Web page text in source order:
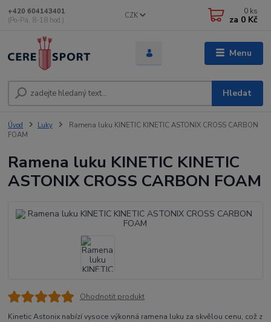
Menu
CZK
Hledat
+420 604143401
(Po-Pá, 8-18 hod.)
0 ks
za 0 Kč
Úvod Luky
Ramena luku KINETIC KINETIC ASTONIX CROSS CARBON
FOAM
Ramena luku KINETIC KINETIC
ASTONIX CROSS CARBON FOAM
Ohodnotit produkt
Kinetic Astonix nabízí vysoce výkonná ramena luku za skvělou cenu, což z